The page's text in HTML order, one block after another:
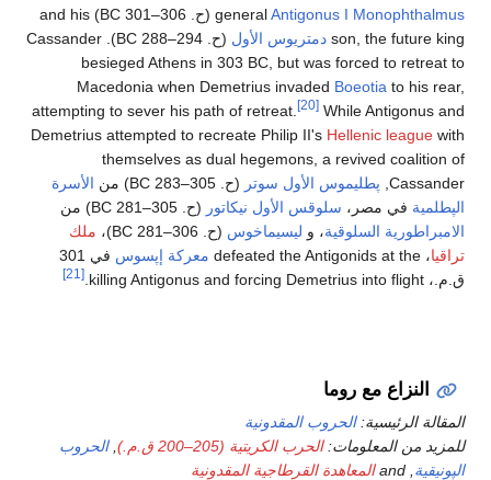
generalAntigonus I Monophthalmus
(ح
) and his
son, the future king دمتريوس الأول (ح
). Cassander
besieged Athens in 303 BC, but was forced to retreat to
Macedonia when Demetrius invaded Boeotia to his rear,
attempting to sever his path of retreat.
[20] While Antigonus and
Demetrius attempted to recreate Philip II's Hellenic league with
themselves as dual hegemons, a revived coalition of
Cassander, پطليموس الأول سوتر (ح ) من الأسرة
الپطلمية في مصر، سلوقس الأول نيكاتور (ح
) من
الامبراطورية السلوقية، و ليسيماخوس (ح )، ملك
تراقيا، defeated the Antigonids at the معركة إپسوس
في 301
ق.م.، killing Antigonus and forcing Demetrius into flight.
[21]
النزاع مع روما
المقالة الرئيسية:الحروب المقدونية
للمزيد من المعلومات:الحرب الكريتية (205–200 ق.م.) ,الحروب
الپونيقية
المعاهدة القرطاجية المقدونية